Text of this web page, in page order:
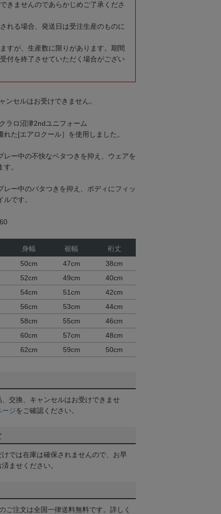
きませんのであらかじめご了承くださ
れる場合、発送日は受注生産のものに
すが、生産数に限りがあります。期間
付を終了させていただく場合がござい
ンセルはお受けできません。
ラロ沼津2ndユニフォーム
た[エアロクール］を使用しました。
レー中の不快なベタつきを抑え、ウェアを
。
レー中のバタつきを抑え、ボディにフィッ
です。
身幅 裾幅
裄丈
50cm 47cm
38cm
52cm 49cm
40cm
54cm 51cm
42cm
56cm 53cm
44cm
58cm 55cm
46cm
60cm 57cm
48cm
62cm 59cm 50cm
交換、キャンセルはお受けできませ
ージをご確認ください。
では在庫は確保されませんので、お早
ませください。
ご注文は全国一律送料無料です。詳しく